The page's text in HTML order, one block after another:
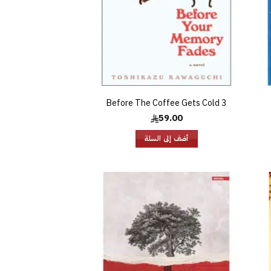
Before The Coffee Gets Cold 3
59.00
أضف إلى السلة